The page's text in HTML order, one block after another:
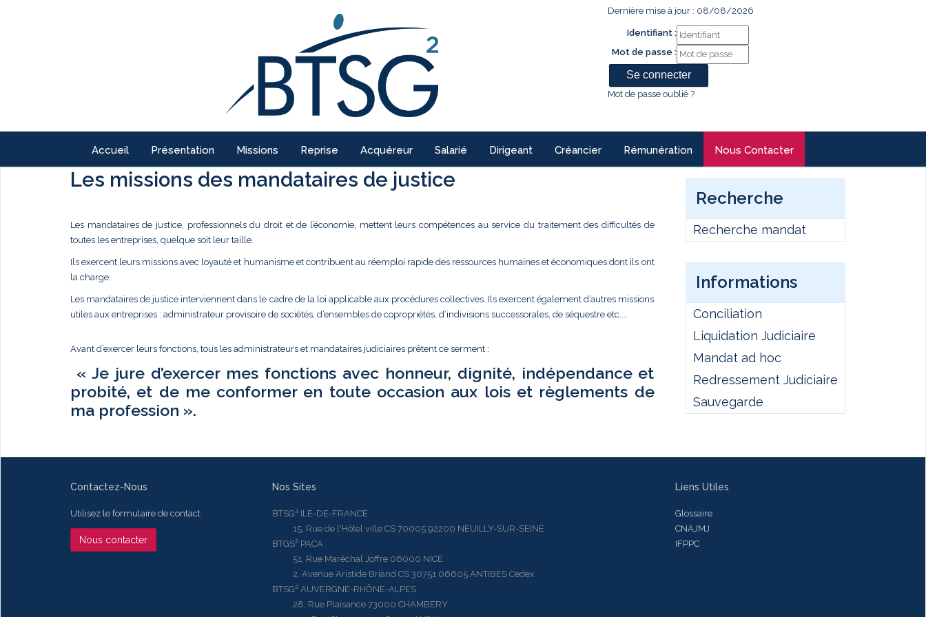
Dernière mise à jour : 08/08/2026
Identifiant :
Mot de passe :
Mot de passe oublié ?
Accueil Présentation Missions Reprise Acquéreur Salarié Dirigeant Créancier Rémunération Nous Contacter
Les missions des mandataires de justice
Les mandataires de justice, professionnels du droit et de l’économie, mettent leurs compétences au service du traitement des difficultés de
toutes les entreprises, quelque soit leur taille.
Ils exercent leurs missions avec loyauté et humanisme et contribuent au réemploi rapide des ressources humaines et économiques dont ils ont
la charge.
Les mandataires de justice interviennent dans le cadre de la loi applicable aux procédures collectives. Ils exercent également d’autres missions
utiles aux entreprises : administrateur provisoire de sociétés, d’ensembles de copropriétés, d’indivisions successorales, de séquestre etc....
Avant d’exercer leurs fonctions, tous les administrateurs et mandataires judiciaires prêtent ce serment :
« Je jure d’exercer mes fonctions avec honneur, dignité, indépendance et
probité, et de me conformer en toute occasion aux lois et règlements de
ma profession ».
Recherche
Recherche mandat
Informations
Conciliation
Liquidation Judiciaire
Mandat ad hoc
Redressement Judiciaire
Sauvegarde
Contactez-Nous
Utilisez le formulaire de contact
Nous contacter
Nos Sites
BTSG² ILE-DE-FRANCE
15, Rue de l'Hôtel ville CS 70005 92200 NEUILLY-SUR-SEINE
BTGS² PACA
51, Rue Maréchal Joffre 06000 NICE
2, Avenue Aristide Briand CS 30751 06605 ANTIBES Cedex
BTSG² AUVERGNE-RHÔNE-ALPES
28, Rue Plaisance 73000 CHAMBERY
Liens Utiles
Glossaire
CNAJMJ
IFPPC